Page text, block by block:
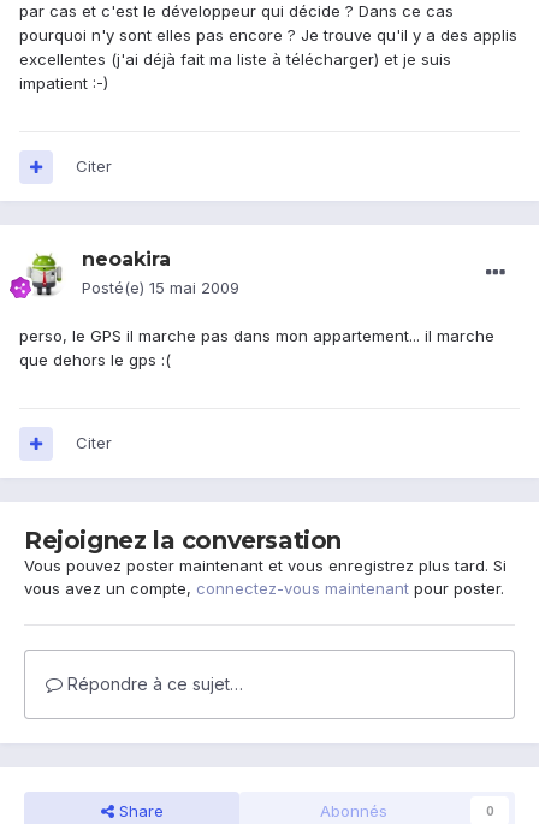
par cas et c'est le développeur qui décide ? Dans ce cas
pourquoi n'y sont elles pas encore ? Je trouve qu'il y a des applis
excellentes (j'ai déjà fait ma liste à télécharger) et je suis
impatient :-)
Citer
neoakira
Posté(e) 15 mai 2009
perso, le GPS il marche pas dans mon appartement... il marche
que dehors le gps :(
Citer
Rejoignez la conversation
Vous pouvez poster maintenant et vous enregistrez plus tard. Si
vous avez un compte, connectez-vous maintenant pour poster.
Répondre à ce sujet…
Share Abonnés 0